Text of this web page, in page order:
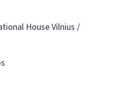
House Vilnius /